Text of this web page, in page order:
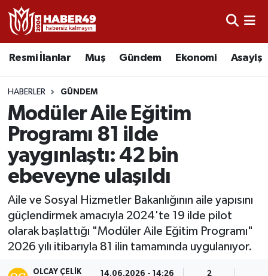
Resmi İlanlar Muş Gündem Ekonomi Asayiş
HABERLER GÜNDEM
Modüler Aile Eğitim
Programı 81 ilde
yaygınlaştı: 42 bin
ebeveyne ulaşıldı
Aile ve Sosyal Hizmetler Bakanlığının aile yapısını
güçlendirmek amacıyla 2024'te 19 ilde pilot
olarak başlattığı "Modüler Aile Eğitim Programı"
2026 yılı itibarıyla 81 ilin tamamında uygulanıyor.
OLCAY ÇELIK 14.06.2026 - 14:26 2
Resmi İlanlar
Asayiş
Bölge
Eğitim
Ekonomi
Sağlık
Gündem
Uşak Nöbetçi Eczaneler
Uşak Hava Durumu
Uşak Namaz Vakitleri
Uşak Trafik Yoğunluk Haritası
TFF 2.Lig Kırmızı Grup Puan Durumu ve Fikstür
Tüm Manşetler
Son Dakika Haberleri